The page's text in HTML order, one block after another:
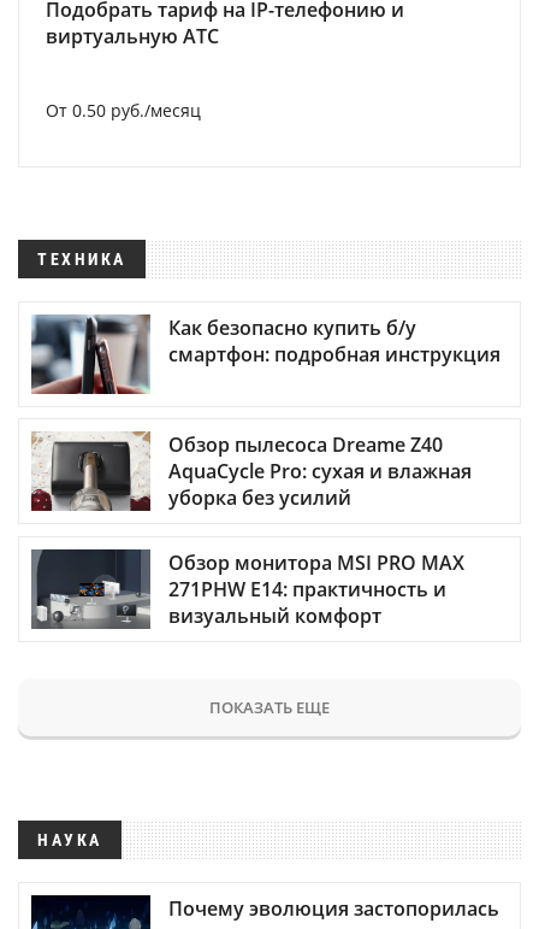
Подобрать тариф на IP-телефонию и
виртуальную АТС
От 0.50 руб./месяц
ТЕХНИКА
Как безопасно купить б/у
смартфон: подробная инструкция
Обзор пылесоса Dreame Z40
AquaCycle Pro: сухая и влажная
уборка без усилий
Обзор монитора MSI PRO MAX
271PHW E14: практичность и
визуальный комфорт
ПОКАЗАТЬ ЕЩЕ
НАУКА
Почему эволюция застопорилась